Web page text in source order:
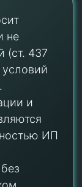
не
(ст. 437
и
ИП